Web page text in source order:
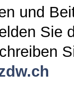
und
Sie